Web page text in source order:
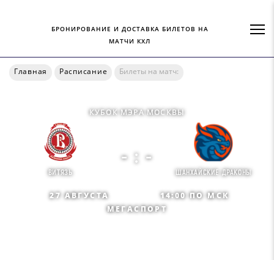
БРОНИРОВАНИЕ И ДОСТАВКА БИЛЕТОВ НА
МАТЧИ КХЛ
Главная Расписание Билеты на матч:
КУБОК МЭРА МОСКВЫ
ВИТЯЗЬ
- : -
ШАНХАЙСКИЕ ДРАКОНЫ
27 АВГУСТА
14:00 ПО МСК
МЕГАСПОРТ